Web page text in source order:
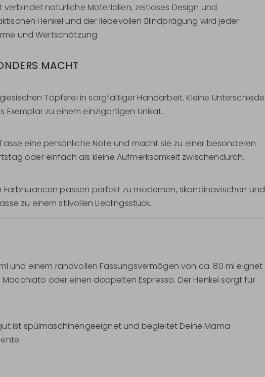
verbindet natürliche Materialien, zeitloses Design und
Henkel und der liebevollen Blindprägung wird jeder
und Wertschätzung.
MACHT
Töpferei in sorgfältiger Handarbeit. Kleine Unterschiede
Exemplar zu einem einzigartigen Unikat.
eine persönliche Note und macht sie zu einer besonderen
oder einfach als kleine Aufmerksamkeit zwischendurch.
passen perfekt zu modernen, skandinavischen und
zu einem stilvollen Lieblingsstück.
und einem randvollen Fassungsvermögen von ca. 80 ml eignet
Macchiato oder einen doppelten Espresso. Der Henkel sorgt für
ist spülmaschinengeeignet und begleitet Deine Mama